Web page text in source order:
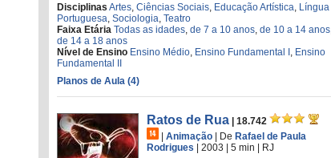
Disciplinas Artes Ciências Sociais Educação Artística Língua
Portuguesa Sociologia Teatro
Faixa Etária Todas as idades de 7 a 10 anos de 10 a 14 anos
de 14 a 18 anos
Nível de Ensino Ensino Médio Ensino Fundamental I Ensino
Fundamental II
Planos de Aula (4)
Ratos de Rua | 18.742
| Animação | De Rafael de Paula
Rodrigues | 2003 | 5 min | RJ